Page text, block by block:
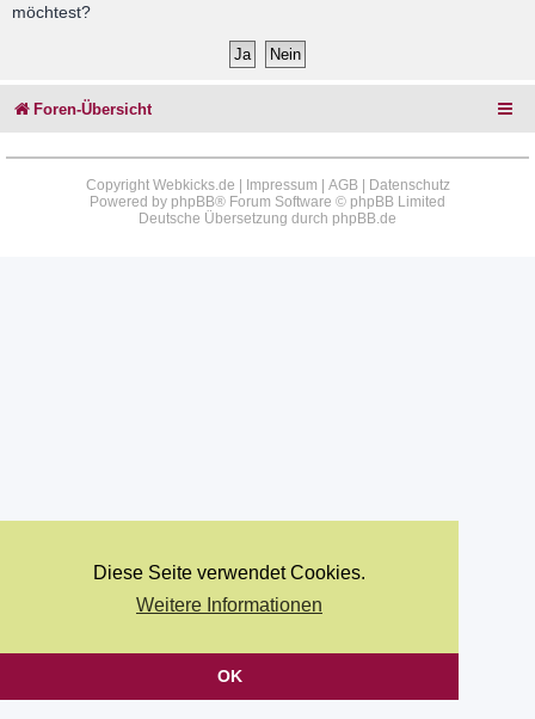
Diese Seite verwendet Cookies.
Weitere Informationen
OK
möchtest?
Foren-Übersicht
Copyright Webkicks.de | Impressum AGB|
Datenschutz
Powered by phpBB® Forum Software © phpBB Limited
Deutsche Übersetzung durch phpBB.de